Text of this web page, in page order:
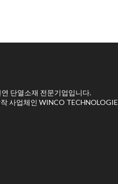
단열소재 전문기업입니다.
사업체인 WINCO